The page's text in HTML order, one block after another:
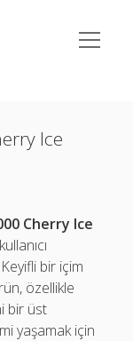
menüyü
aç
Ice
Cherry Ice
bir içim
özellikle
bir üst
yaşamak için